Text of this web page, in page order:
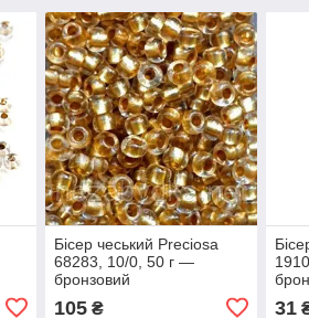
Бісер чеський Preciosa
68283, 10/0, 50 г —
бронзовий
105₴ 31